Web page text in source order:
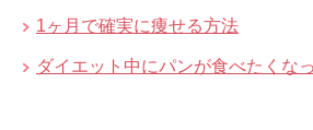
1ヶ月で確実に痩せる方法
ダイエット中にパンが食べたくな